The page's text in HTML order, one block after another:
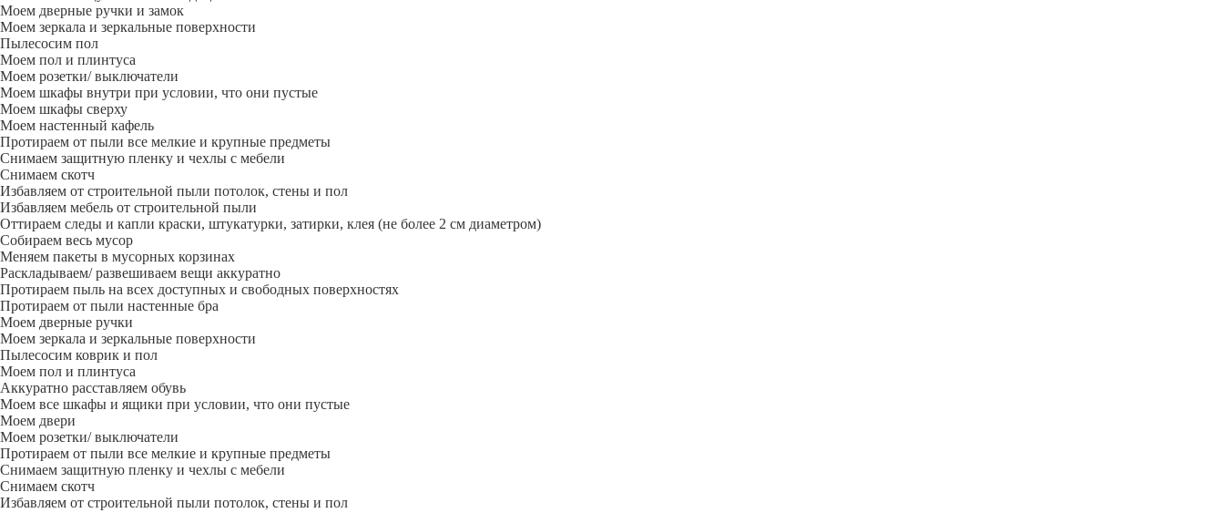
Моем дверные ручки и замок
Моем зеркала и зеркальные поверхности
Пылесосим пол
Моем пол и плинтуса
Моем розетки/ выключатели
Моем шкафы внутри при условии, что они пустые
Моем шкафы сверху
Моем настенный кафель
Протираем от пыли все мелкие и крупные предметы
Снимаем защитную пленку и чехлы с мебели
Снимаем скотч
Избавляем от строительной пыли потолок, стены и пол
Избавляем мебель от строительной пыли
Оттираем следы и капли краски, штукатурки, затирки, клея (не более 2 см диаметром)
Собираем весь мусор
Меняем пакеты в мусорных корзинах
Раскладываем/ развешиваем вещи аккуратно
Протираем пыль на всех доступных и свободных поверхностях
Протираем от пыли настенные бра
Моем дверные ручки
Моем зеркала и зеркальные поверхности
Пылесосим коврик и пол
Моем пол и плинтуса
Аккуратно расставляем обувь
Моем все шкафы и ящики при условии, что они пустые
Моем двери
Моем розетки/ выключатели
Протираем от пыли все мелкие и крупные предметы
Снимаем защитную пленку и чехлы с мебели
Снимаем скотч
Избавляем от строительной пыли потолок, стены и пол